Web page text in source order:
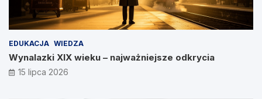
EDUKACJA WIEDZA
Wynalazki XIX wieku – najważniejsze odkrycia
15 lipca 2026